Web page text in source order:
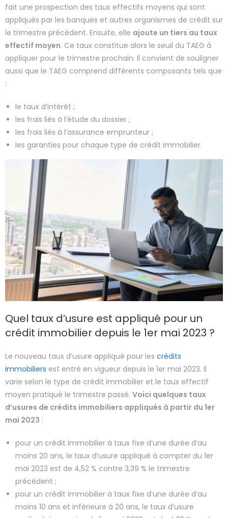
fait une prospection des taux effectifs moyens qui sont
appliqués par les banques et autres organismes de crédit sur
le trimestre précédent. Ensuite, elle ajoute un tiers au taux
effectif moyen. Ce taux constitue alors le seuil du TAEG à
appliquer pour le trimestre prochain. Il convient de souligner
aussi que le TAEG comprend différents composants tels que
:
le taux d’intérêt ;
les frais liés à l’étude du dossier ;
les frais liés à l’assurance emprunteur ;
les garanties pour chaque type de crédit immobilier.
Quel taux d’usure est appliqué pour un
crédit immobilier depuis le 1er mai 2023 ?
Le nouveau taux d’usure appliqué pour les crédits
immobiliers est entré en vigueur depuis le 1er mai 2023. Il
varie selon le type de crédit immobilier et le taux effectif
moyen pratiqué le trimestre passé. Voici quelques taux
d’usures de crédits immobiliers appliqués à partir du 1er
mai 2023 :
pour un crédit immobilier à taux fixe d’une durée d’au
moins 20 ans, le taux d’usure appliqué à compter du 1er
mai 2023 est de 4,52 % contre 3,39 % le trimestre
précédent ;
pour un crédit immobilier à taux fixe d’une durée d’au
moins 10 ans et inférieure à 20 ans, le taux d’usure